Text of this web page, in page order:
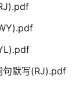
句默写(RJ).pdf